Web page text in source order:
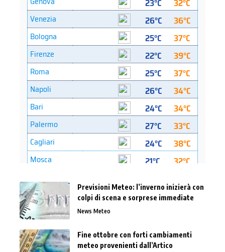
Previsioni Meteo: l’inverno inizierà con
colpi di scena e sorprese immediate
News Meteo
Fine ottobre con forti cambiamenti
meteo provenienti dall’Artico